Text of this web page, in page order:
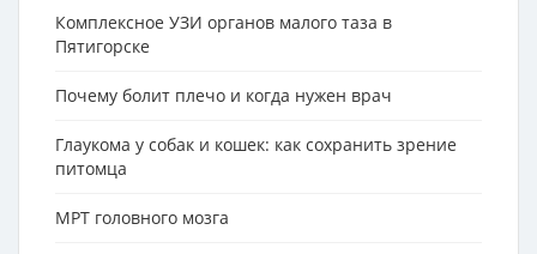
Комплексное УЗИ органов малого таза в
Пятигорске
Почему болит плечо и когда нужен врач
Глаукома у собак и кошек: как сохранить зрение
питомца
МРТ головного мозга